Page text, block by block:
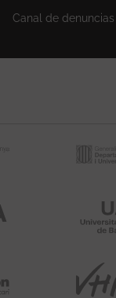
Canal de denuncias